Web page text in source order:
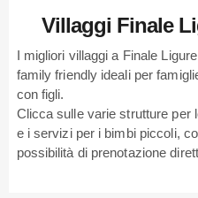
Villaggi Finale
I migliori villaggi a Finale
family friendly ideali per
con figli.
Clicca sulle varie strutture per
e i servizi per i bimbi piccoli,
possibilità di prenotazione